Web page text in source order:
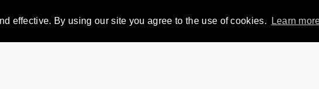
effective. By using our site you agree to the use of cookies. Learn